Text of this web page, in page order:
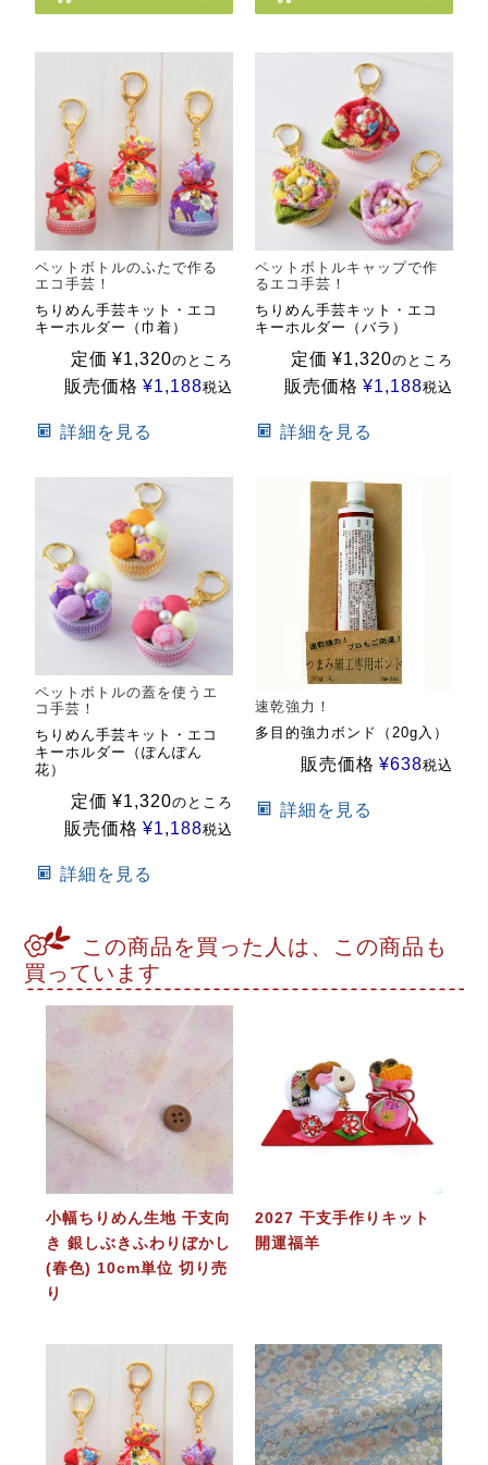
ペットボトルのふたで作る
エコ手芸！
ちりめん手芸キット・エコ
キーホルダー（巾着）
定価 ¥1,320のところ
販売価格 ¥1,188税込
詳細を見る
ペットボトルキャップで作
るエコ手芸！
ちりめん手芸キット・エコ
キーホルダー（バラ）
定価 ¥1,320のところ
販売価格 ¥1,188税込
詳細を見る
ペットボトルの蓋を使うエ
コ手芸！
ちりめん手芸キット・エコ
キーホルダー（ぽんぽん
花）
定価 ¥1,320のところ
販売価格 ¥1,188税込
詳細を見る
速乾強力！
多目的強力ボンド（20g入）
販売価格 ¥638税込
詳細を見る
この商品を買った人は、この商品も
買っています
小幅ちりめん生地 干支向
き 銀しぶきふわりぼかし
(春色) 10cm単位 切り売
り
2027 干支手作りキット
開運福羊